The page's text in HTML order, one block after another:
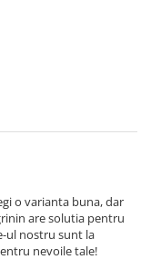
o varianta buna, dar
are solutia pentru
ul nostru sunt la
nevoile tale!